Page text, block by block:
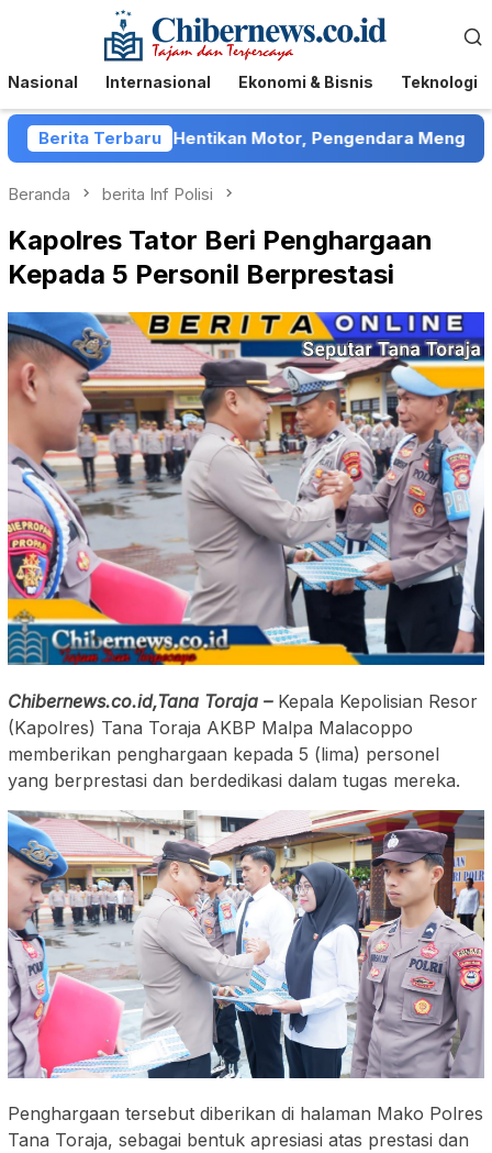
Menu
Mobile
Nasional Internasional Ekonomi & Bisnis Teknologi
Berita Terbaru
Hentikan Motor, Pengendara Mengaku
Beranda berita Inf Polisi
Kapolres Tator Beri Penghargaan
Kepada 5 Personil Berprestasi
Chibernews.co.id,Tana Toraja – Kepala Kepolisian Resor
(Kapolres) Tana Toraja AKBP Malpa Malacoppo
memberikan penghargaan kepada 5 (lima) personel
yang berprestasi dan berdedikasi dalam tugas mereka.
Penghargaan tersebut diberikan di halaman Mako Polres
Tana Toraja, sebagai bentuk apresiasi atas prestasi dan